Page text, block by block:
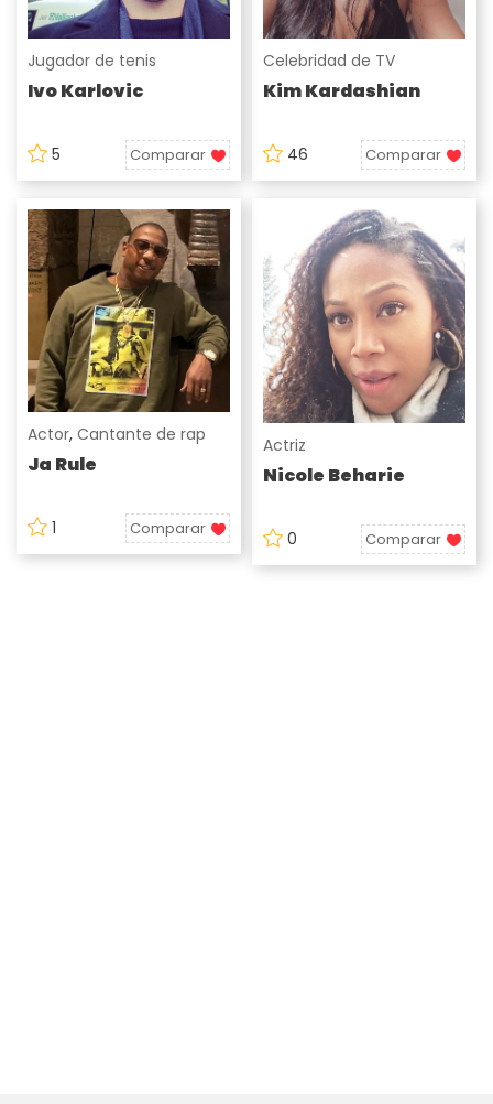
Jugador de tenis
Ivo Karlovic
5 Comparar
Celebridad de TV
Kim Kardashian
46 Comparar
Actor, Cantante de rap
Ja Rule
1 Comparar
Actriz
Nicole Beharie
0 Comparar